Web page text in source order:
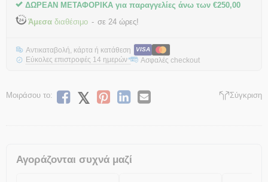
ΔΩΡΕΑΝ ΜΕΤΑΦΟΡΙΚΑ για παραγγελίες άνω των €250,00
Άμεσα διαθέσιμο σε 24 ώρες!
Αντικαταβολή, κάρτα ή κατάθεση VISA
Εύκολες επιστροφές 14 ημερών* Ασφαλές checkout
Μοιράσου το: Σύγκριση
Αγοράζονται συχνά μαζί